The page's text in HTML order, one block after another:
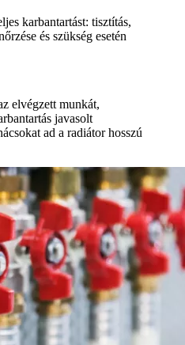
karbantartást: tisztítás,
és szükség esetén
elvégzett munkát,
javasolt
ad a radiátor hosszú